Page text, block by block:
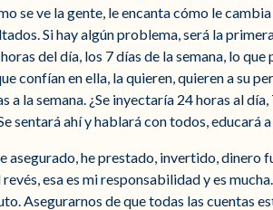
se ve la gente, le encanta cómo le
Si hay algún problema, será la
del día, los 7 días de la semana, lo
confían en ella, la quieren, quieren a su
a la semana. ¿Se inyectaría 24 horas al
sentará ahí y hablará con todos, educará
asegurado, he prestado, invertido,
esa es mi responsabilidad y es
Asegurarnos de que todas las cuentas